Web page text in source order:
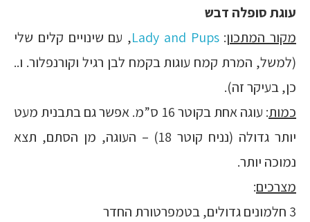
עוגת סופלה דבש
מקור המתכון:
Lady and Pups, עם שינויים קלים שלי
(למשל, המרת קמח עוגות בקמח לבן רגיל וקורנפלור. ו..
כן, בעיקר זה).
כמות
: עוגה אחת בקוטר 16 ס”מ. אפשר גם בתבנית מעט
יותר גדולה (נניח קוטר 18) – העוגה, מן הסתם, תצא
נמוכה יותר.
מצרכים:
3 חלמונים גדולים, בטמפרטורת החדר